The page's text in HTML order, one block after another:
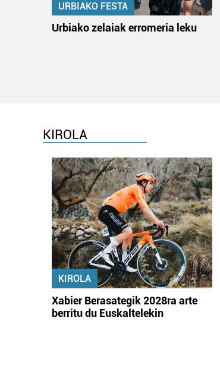
URBIAKO FESTA
Urbiako zelaiak erromeria leku
KIROLA
KIROLA
Xabier Berasategik 2028ra arte
berritu du Euskaltelekin